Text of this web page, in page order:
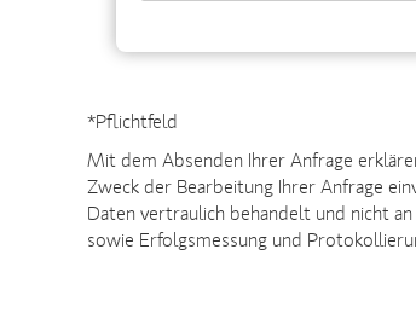
*Pflichtfeld
Mit dem Absenden Ihrer Anfrage
Zweck der Bearbeitung Ihrer Anfrage
Daten vertraulich behandelt und nicht
sowie Erfolgsmessung und